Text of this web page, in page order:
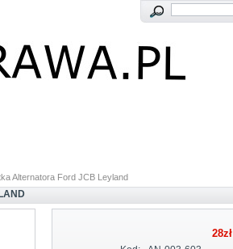
Alternatora Ford JCB Leyland
28zł